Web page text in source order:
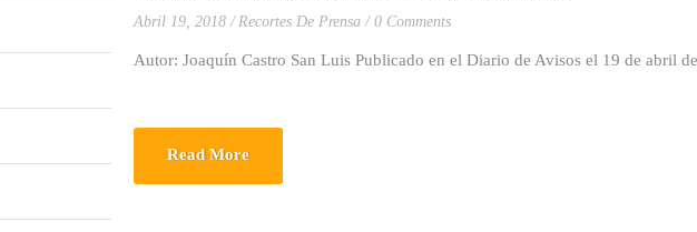
Abril 19, 2018 Recortes De Prensa 0 Comments
Autor: Joaquín Castro San Luis Publicado en el Diario de Avisos el 19 de abril
Read More